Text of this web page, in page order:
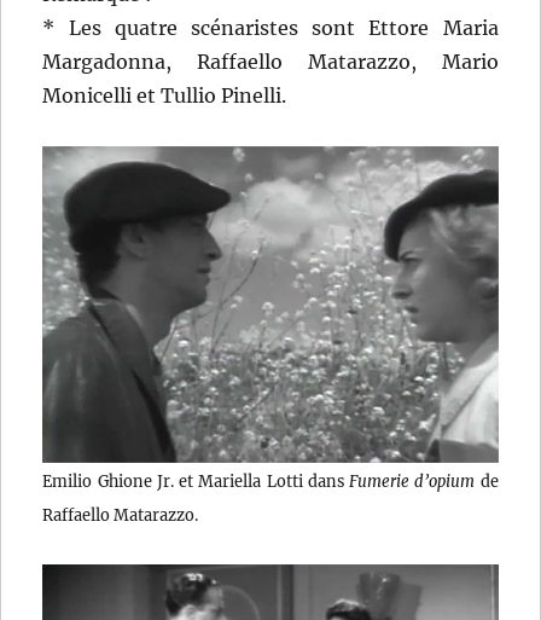
* Les quatre scénaristes sont Ettore Maria
Margadonna, Raffaello Matarazzo, Mario
Monicelli et Tullio Pinelli.
Emilio Ghione Jr. et Mariella Lotti dans Fumerie d’opium de
Raffaello Matarazzo.